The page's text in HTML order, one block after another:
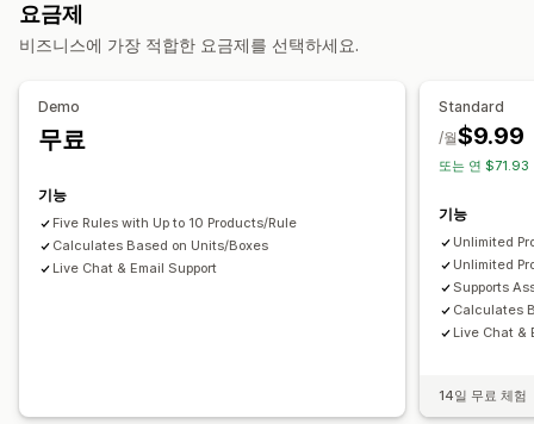
요금제
비즈니스에 가장 적합한 요금제를 선택하세요.
Demo
무료
기능
Five Rules with Up to 10 Products/Rule
Calculates Based on Units/Boxes
Live Chat & Email Support
Standard
$9.99
/월
또는 연
기능
Unlimited
Unlimited
Supports
Calculates
Live Chat &
14일 무료 체험